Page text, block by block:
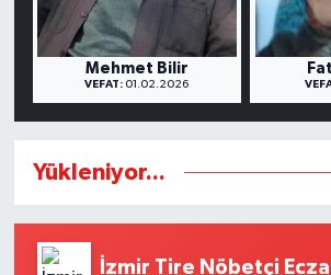
Mehmet Bilir
VEFAT: 01.02.2026
Yükleniyor...
İzmir Tire Nöbetçi